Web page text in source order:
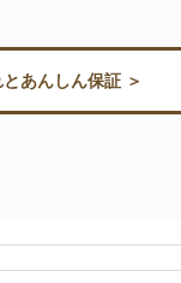
あんしん保証 ＞